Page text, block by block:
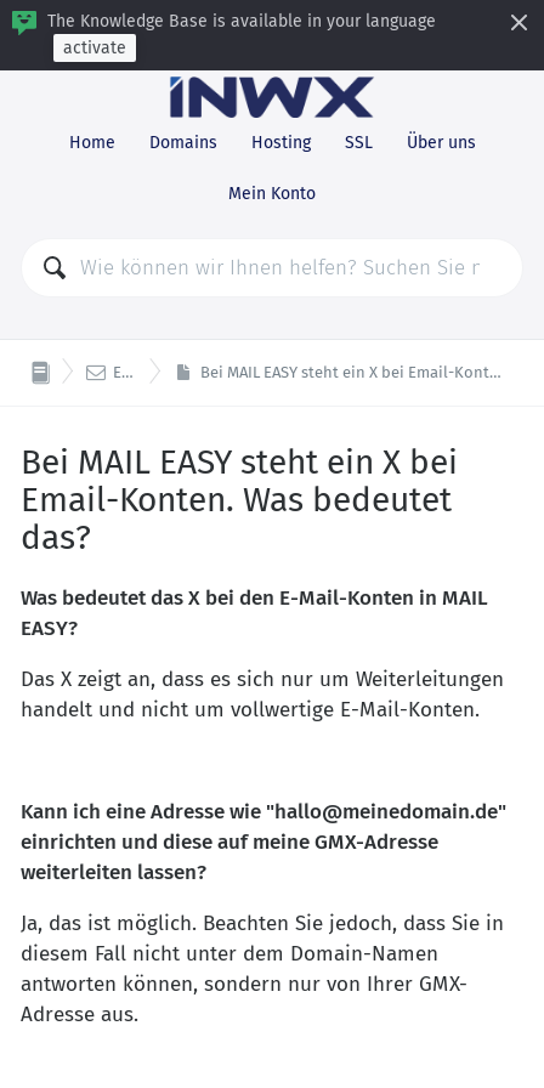
The Knowledge Base is available in your language
activate
Home Domains Hosting SSL Über uns
Mein Konto
 E-Mail Bei MAIL EASY steht ein X bei Email-Konten. Was bedeutet das?
Bei MAIL EASY steht ein X bei
Email-Konten. Was bedeutet
das?
Was bedeutet das X bei den E-Mail-Konten in MAIL
EASY?
Das X zeigt an, dass es sich nur um Weiterleitungen
handelt und nicht um vollwertige E-Mail-Konten.
Kann ich eine Adresse wie "hallo@meinedomain.de"
einrichten und diese auf meine GMX-Adresse
weiterleiten lassen?
Ja, das ist möglich. Beachten Sie jedoch, dass Sie in
diesem Fall nicht unter dem Domain-Namen
antworten können, sondern nur von Ihrer GMX-
Adresse aus.